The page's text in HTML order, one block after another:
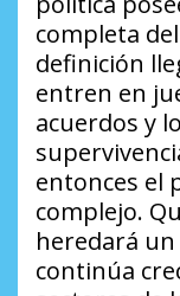
completa
definición
entren en
acuerdos y
entonces el
complejo.
heredará
continúa